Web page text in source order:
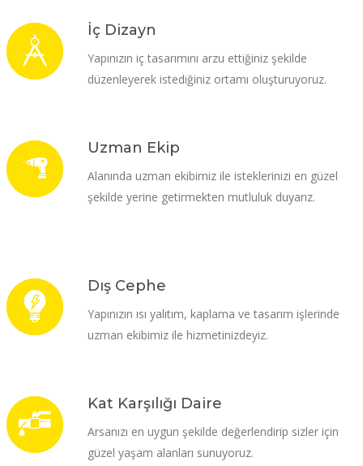
İç Dizayn
Yapınızın iç tasarımını arzu ettiğiniz şekilde
düzenleyerek istediğiniz ortamı oluşturuyoruz.
Uzman Ekip
Alanında uzman ekibimiz ile isteklerinizi en güzel
şekilde yerine getirmekten mutluluk duyarız.
Dış Cephe
Yapınızın ısı yalıtım, kaplama ve tasarım işlerinde
uzman ekibimiz ile hizmetinizdeyiz.
Kat Karşılığı Daire
Arsanızı en uygun şekilde değerlendirip sizler için
güzel yaşam alanları sunuyoruz.